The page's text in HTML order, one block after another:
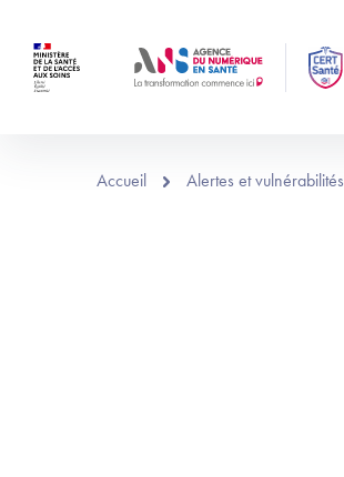
Accueil Alertes et vulnérabilités